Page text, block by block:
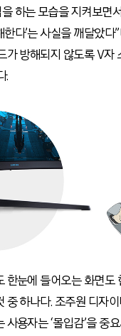
하는 모습을 지켜보면
다’는 사실을 깨달았다
가 방해되지 않도록 V자
.
한눈에 들어오는 화면도
중 하나다. 조주원 디자
사용자는 ‘몰입감’을 중